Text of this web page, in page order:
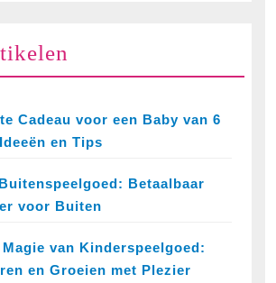
Cadeau voor een Baby van 6
en Tips
Betaalbaar
voor Buiten
van Kinderspeelgoed:
en Groeien met Plezier